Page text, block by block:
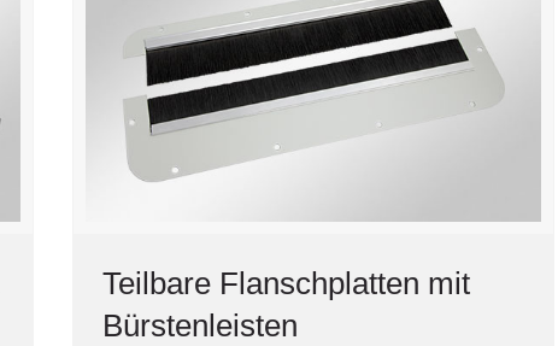
Teilbare Flanschplatten mit
Bürstenleisten